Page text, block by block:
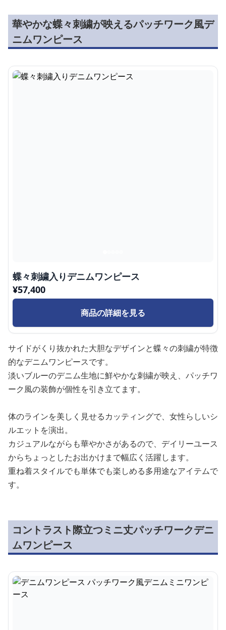
華やかな蝶々刺繍が映えるパッチワーク風デ
ニムワンピース
蝶々刺繍入りデニムワンピース
¥57,400
商品の詳細を見る
サイドがくり抜かれた大胆なデザインと蝶々の刺繍が特徴
的なデニムワンピースです。
淡いブルーのデニム生地に鮮やかな刺繍が映え、パッチワ
ーク風の装飾が個性を引き立てます。
体のラインを美しく見せるカッティングで、女性らしいシ
ルエットを演出。
カジュアルながらも華やかさがあるので、デイリーユース
からちょっとしたお出かけまで幅広く活躍します。
重ね着スタイルでも単体でも楽しめる多用途なアイテムで
す。
コントラスト際立つミニ丈パッチワークデニ
ムワンピース